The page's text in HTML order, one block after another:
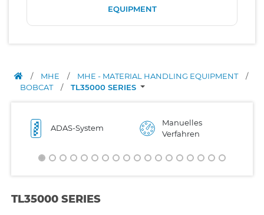
EQUIPMENT
/ MHE / MHE - MATERIAL HANDLING EQUIPMENT
/
BOBCAT
/ TL35000 SERIES
ADAS-System
Manuelles
Verfahren
TL35000 SERIES